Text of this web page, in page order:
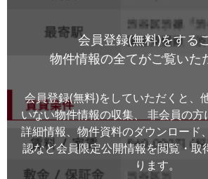
会員登録(無料)をする
物件情報の全てがご覧いた
会員登録(無料)をしていただくと、
いない物件情報の収集、
非会員の方
詳細情報、物件資料のダウンロード、
認など会員限定公開情報を閲覧・取
ります。